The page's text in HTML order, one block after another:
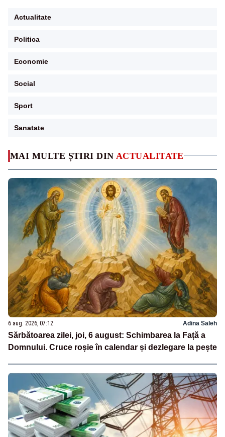
MAI MULTE ȘTIRI DIN ACTUALITATE
6 aug. 2026, 07:12 Adina Saleh
Sărbătoarea zilei, joi, 6 august: Schimbarea la Față a
Domnului. Cruce roșie în calendar și dezlegare la pește
Actualitate
Politica
Economie
Social
Sport
Sanatate